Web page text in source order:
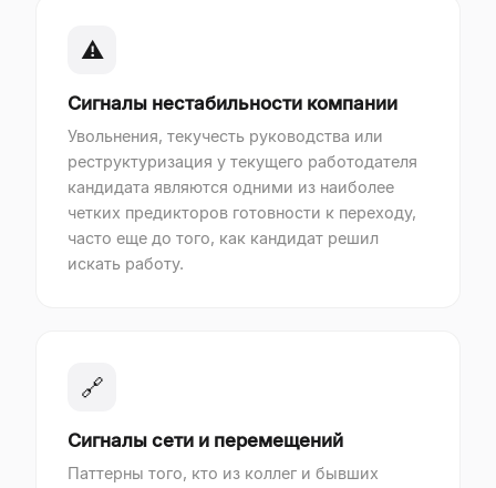
⚠
Сигналы нестабильности компании
Увольнения, текучесть руководства или
реструктуризация у текущего работодателя
кандидата являются одними из наиболее
четких предикторов готовности к переходу,
часто еще до того, как кандидат решил
искать работу.
🔗
Сигналы сети и перемещений
Паттерны того, кто из коллег и бывших